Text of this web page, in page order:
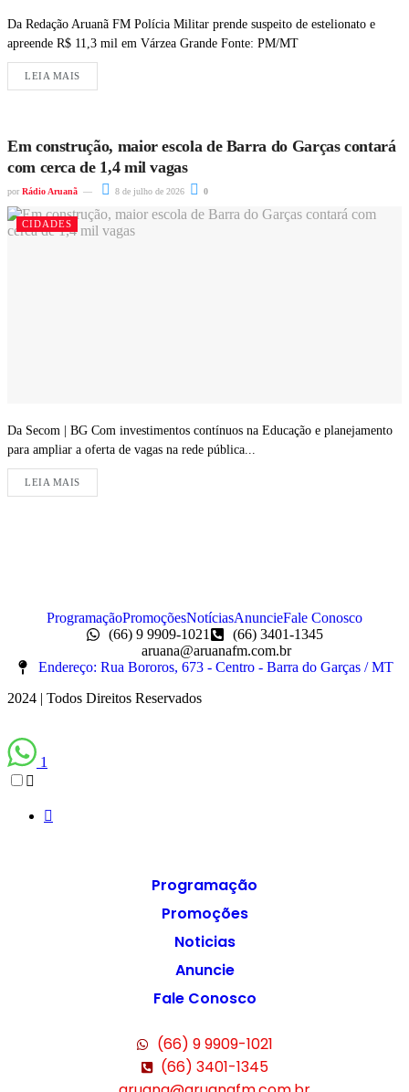
Da Redação Aruanã FM Polícia Militar prende suspeito de estelionato e
apreende R$ 11,3 mil em Várzea Grande Fonte: PM/MT
LEIA MAIS
Em construção, maior escola de Barra do Garças contará
com cerca de 1,4 mil vagas
por Rádio Aruanã 8 de julho de 2026 0
CIDADES
Da Secom | BG Com investimentos contínuos na Educação e planejamento
para ampliar a oferta de vagas na rede pública...
LEIA MAIS
ProgramaçãoPromoçõesNotíciasAnuncieFale Conosco
(66) 9 9909-1021
(66) 3401-1345
aruana@aruanafm.com.br
Endereço: Rua Bororos, 673 - Centro - Barra do Garças / MT
2024 | Todos Direitos Reservados
1
Programação
Promoções
Noticias
Anuncie
Fale Conosco
(66) 9 9909-1021
(66) 3401-1345